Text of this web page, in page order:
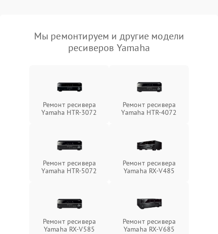
Мы ремонтируем и другие модели
ресиверов Yamaha
Ремонт ресивера
Yamaha HTR-3072
Ремонт ресивера
Yamaha HTR-4072
Ремонт ресивера
Yamaha HTR-5072
Ремонт ресивера
Yamaha RX-V485
Ремонт ресивера
Yamaha RX-V585
Ремонт ресивера
Yamaha RX-V685